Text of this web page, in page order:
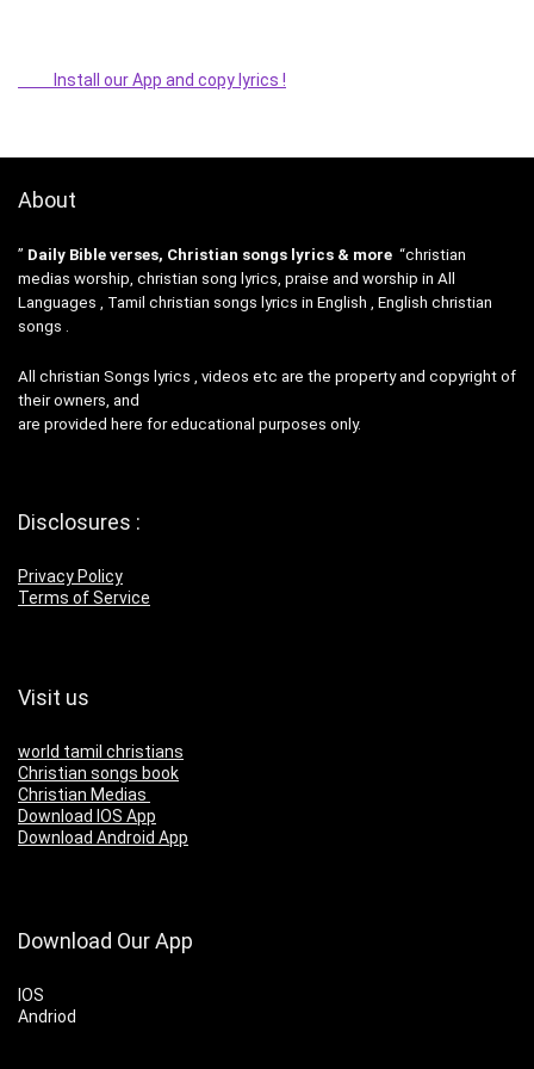
Install our App and copy lyrics !
About
” Daily Bible verses, Christian songs lyrics & more “christian
medias worship, christian song lyrics, praise and worship in All
Languages , Tamil christian songs lyrics in English , English christian
songs .
All christian Songs lyrics , videos etc are the property and copyright of
their owners, and
are provided here for educational purposes only.
Disclosures :
Privacy Policy
Terms of Service
Visit us
world tamil christians
Christian songs book
Christian Medias
Download IOS App
Download Android App
Download Our App
IOS
Andriod